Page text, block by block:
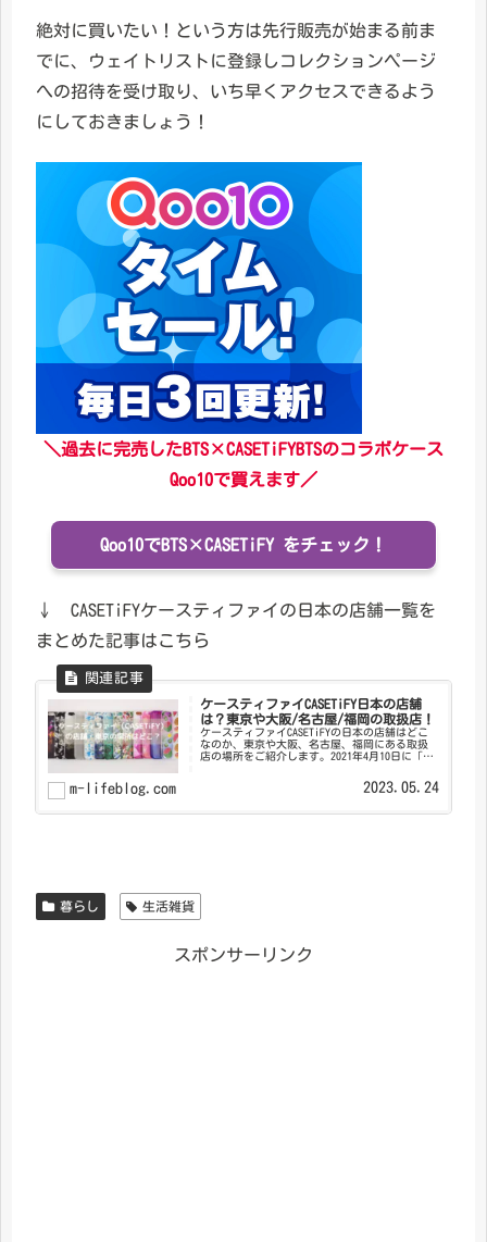
絶対に買いたい！という方は先行販売が始まる前ま
でに、ウェイトリストに登録しコレクションページ
への招待を受け取り、いち早くアクセスできるよう
にしておきましょう！
＼過去に完売したBTS×CASETiFYBTSのコラボケース
Qoo10で買えます／
Qoo10でBTS×CASETiFY をチェック！
↓ CASETiFYケースティファイの日本の店舗一覧を
まとめた記事はこちら
ケースティファイCASETiFY日本の店舗
は？東京や大阪/名古屋/福岡の取扱店！
ケースティファイCASETiFYの日本の店舗はどこ
なのか、東京や大阪、名古屋、福岡にある取扱
店の場所をご紹介します。2021年4月10日に「ケ
常設店舗が、大阪にオープンし、2022年7月2...
m-lifeblog.com 2023.05.24
暮らし 生活雑貨
スポンサーリンク